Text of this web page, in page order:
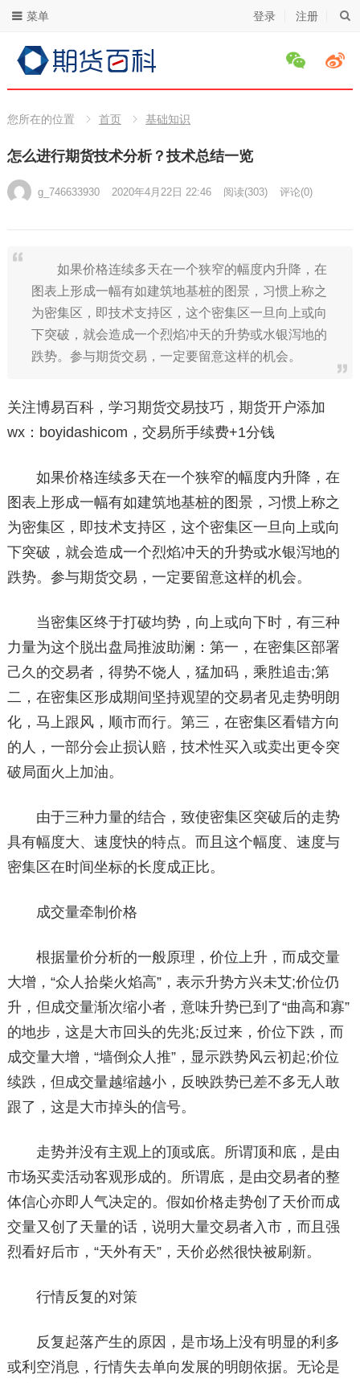
登录 注册
菜单
您所在的位置 首页 基础知识
怎么进行期货技术分析？技术总结一览
g_746633930 2020年4月22日 22:46 阅读(303) 评论(0)
如果价格连续多天在一个狭窄的幅度内升降，在
图表上形成一幅有如建筑地基桩的图景，习惯上称之
为密集区，即技术支持区，这个密集区一旦向上或向
下突破，就会造成一个烈焰冲天的升势或水银泻地的
跌势。参与期货交易，一定要留意这样的机会。
关注博易百科，学习期货交易技巧，期货开户添加
wx：boyidashicom，交易所手续费+1分钱
如果价格连续多天在一个狭窄的幅度内升降，在
图表上形成一幅有如建筑地基桩的图景，习惯上称之
为密集区，即技术支持区，这个密集区一旦向上或向
下突破，就会造成一个烈焰冲天的升势或水银泻地的
跌势。参与期货交易，一定要留意这样的机会。
当密集区终于打破均势，向上或向下时，有三种
力量为这个脱出盘局推波助澜：第一，在密集区部署
己久的交易者，得势不饶人，猛加码，乘胜追击;第
二，在密集区形成期间坚持观望的交易者见走势明朗
化，马上跟风，顺市而行。第三，在密集区看错方向
的人，一部分会止损认赔，技术性买入或卖出更令突
破局面火上加油。
由于三种力量的结合，致使密集区突破后的走势
具有幅度大、速度快的特点。而且这个幅度、速度与
密集区在时间坐标的长度成正比。
成交量牵制价格
根据量价分析的一般原理，价位上升，而成交量
大增，“众人拾柴火焰高”，表示升势方兴未艾;价位仍
升，但成交量渐次缩小者，意味升势已到了“曲高和寡”
的地步，这是大市回头的先兆;反过来，价位下跌，而
成交量大增，“墙倒众人推”，显示跌势风云初起;价位
续跌，但成交量越缩越小，反映跌势已差不多无人敢
跟了，这是大市掉头的信号。
走势并没有主观上的顶或底。所谓顶和底，是由
市场买卖活动客观形成的。所谓底，是由交易者的整
体信心亦即人气决定的。假如价格走势创了天价而成
交量又创了天量的话，说明大量交易者入市，而且强
烈看好后市，“天外有天”，天价必然很快被刷新。
行情反复的对策
反复起落产生的原因，是市场上没有明显的利多
或利空消息，行情失去单向发展的明朗依据。无论是